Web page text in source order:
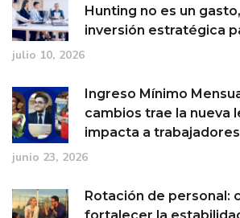
Hunting no es un
inversión estratégica
julio 10, 2026
Ingreso Mínimo
cambios trae la nueva
impacta a
junio 23, 2026
Rotación de personal: